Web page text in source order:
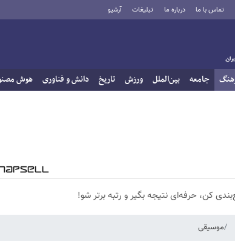
تماس با ما درباره ما تبلیغات آرشیو
جامعه بین‌الملل ورزش تاریخ دانش و فناوری هوش
کن، حرفه‌ای نتیجه بگیر و رتبه برتر شو!
موسیقی